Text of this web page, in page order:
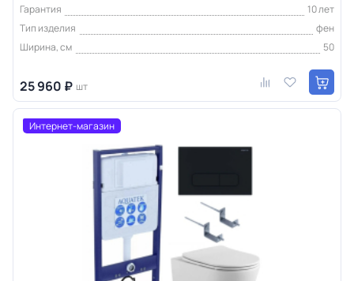
Гарантия
10 лет
Тип изделия
фен
Ширина, см
50
25 960 ₽ шт
Интернет-магазин